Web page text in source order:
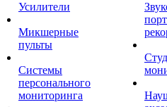
Усилители
Микшерные
пульты
Системы
персонального
мониторинга